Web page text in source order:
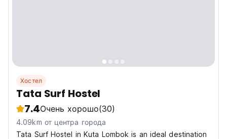
Хостел
Tata Surf Hostel
7.4Очень хорошо(30)
4.09km от центра города
Tata Surf Hostel in Kuta Lombok is an ideal destination